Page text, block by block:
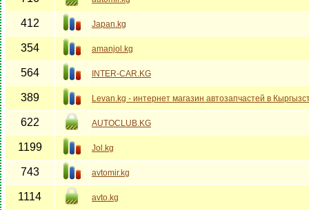
412 Japan.kg
354 amanjol.kg
564 INTER-CAR.KG
389 Levan.kg - интернет магазин автозапчастей в
622 AUTOCLUB.KG
1199 Jol.kg
743 avtomir.kg
1114 avto.kg